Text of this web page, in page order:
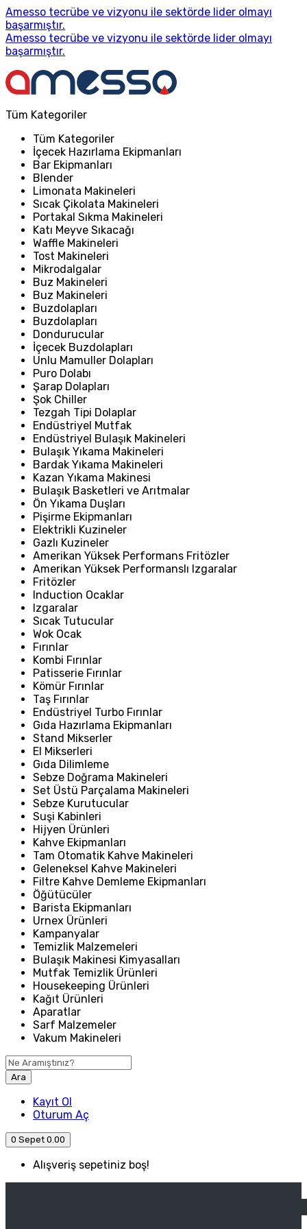
Amesso tecrübe ve vizyonu ile sektörde lider olmayı
başarmıştır.
Amesso tecrübe ve vizyonu ile sektörde lider olmayı
başarmıştır.
Tüm Kategoriler
Tüm Kategoriler
İçecek Hazırlama Ekipmanları
Bar Ekipmanları
Blender
Limonata Makineleri
Sıcak Çikolata Makineleri
Portakal Sıkma Makineleri
Katı Meyve Sıkacağı
Waffle Makineleri
Tost Makineleri
Mikrodalgalar
Buz Makineleri
Buz Makineleri
Buzdolapları
Buzdolapları
Dondurucular
İçecek Buzdolapları
Unlu Mamuller Dolapları
Puro Dolabı
Şarap Dolapları
Şok Chiller
Tezgah Tipi Dolaplar
Endüstriyel Mutfak
Endüstriyel Bulaşık Makineleri
Bulaşık Yıkama Makineleri
Bardak Yıkama Makineleri
Kazan Yıkama Makinesi
Bulaşık Basketleri ve Arıtmalar
Ön Yıkama Duşları
Pişirme Ekipmanları
Elektrikli Kuzineler
Gazlı Kuzineler
Amerikan Yüksek Performans Fritözler
Amerikan Yüksek Performanslı Izgaralar
Fritözler
Induction Ocaklar
Izgaralar
Sıcak Tutucular
Wok Ocak
Fırınlar
Kombi Fırınlar
Patisserie Fırınlar
Kömür Fırınlar
Taş Fırınlar
Endüstriyel Turbo Fırınlar
Gıda Hazırlama Ekipmanları
Stand Mikserler
El Mikserleri
Gıda Dilimleme
Sebze Doğrama Makineleri
Set Üstü Parçalama Makineleri
Sebze Kurutucular
Suşi Kabinleri
Hijyen Ürünleri
Kahve Ekipmanları
Tam Otomatik Kahve Makineleri
Geleneksel Kahve Makineleri
Filtre Kahve Demleme Ekipmanları
Öğütücüler
Barista Ekipmanları
Urnex Ürünleri
Kampanyalar
Temizlik Malzemeleri
Bulaşık Makinesi Kimyasalları
Mutfak Temizlik Ürünleri
Housekeeping Ürünleri
Kağıt Ürünleri
Aparatlar
Sarf Malzemeler
Vakum Makineleri
Ara
Kayıt Ol
Oturum Aç
0 Sepet 0.00
Alışveriş sepetiniz boş!